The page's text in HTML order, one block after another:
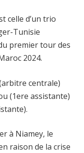
celle d’un trio
Tunisie
premier tour des
2024.
centrale)
(1ere assistante)
à Niamey, le
raison de la crise